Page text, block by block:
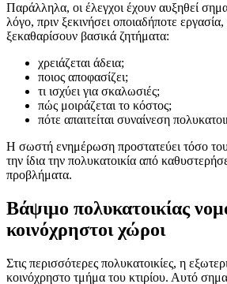
Παράλληλα, οι έλεγχοι έχουν αυξηθεί
λόγο, πριν ξεκινήσει οποιαδήποτε
ξεκαθαρίσουν βασικά ζητήματα:
χρειάζεται άδεια;
ποιος αποφασίζει;
τι ισχύει για σκαλωσιές;
πώς μοιράζεται το κόστος;
πότε απαιτείται συναίνεση
Η σωστή ενημέρωση προστατεύει τόσο
την ίδια την πολυκατοικία από
προβλήματα.
Βάψιμο πολυκατοικίας
κοινόχρηστοι χώροι
Στις περισσότερες πολυκατοικίες, η
κοινόχρηστο τμήμα του κτιρίου. Αυτό